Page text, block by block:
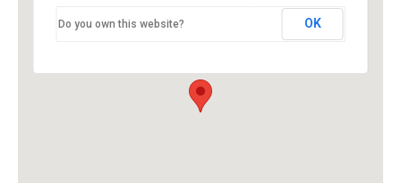
Do you own this website? OK